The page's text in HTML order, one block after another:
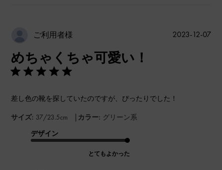
ご利用者様
めちゃくちゃ可愛い！
差し色の靴を探していたのですが、ぴったりでした！
サイズ: 37/23.5cm | カラー: グリーン系
デザイン
とてもよかった
公
2023-12-07